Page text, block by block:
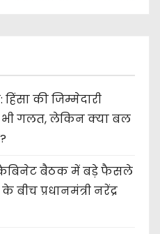
हिंसा की जिम्मेदारी
भी गलत, लेकिन क्या बल
कैबिनेट बैठक में बड़े फैसले
बीच प्रधानमंत्री नरेंद्र